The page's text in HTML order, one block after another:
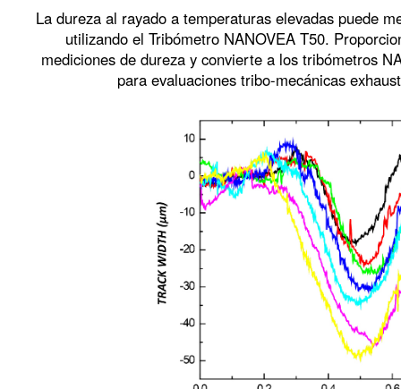
La dureza al rayado a temperaturas elevadas puede
utilizando el Tribómetro NANOVEA T50.
mediciones de dureza y convierte a los tribómetros
para evaluaciones tribo-mecánicas